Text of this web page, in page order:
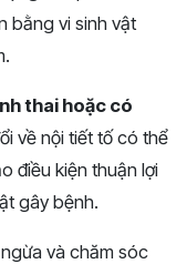
bằng vi sinh vật
thai hoặc có
về nội tiết tố có thể
điều kiện thuận lợi
gây bệnh​.
và chăm sóc